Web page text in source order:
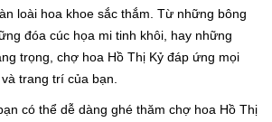
loài hoa khoe sắc thắm. Từ những bông
đóa cúc họa mi tinh khôi, hay những
trọng, chợ hoa Hồ Thị Kỷ đáp ứng mọi
trang trí của bạn.
có thể dễ dàng ghé thăm chợ hoa Hồ Thị